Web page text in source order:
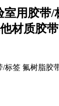
室用胶带
材质胶
标签 氟树脂胶